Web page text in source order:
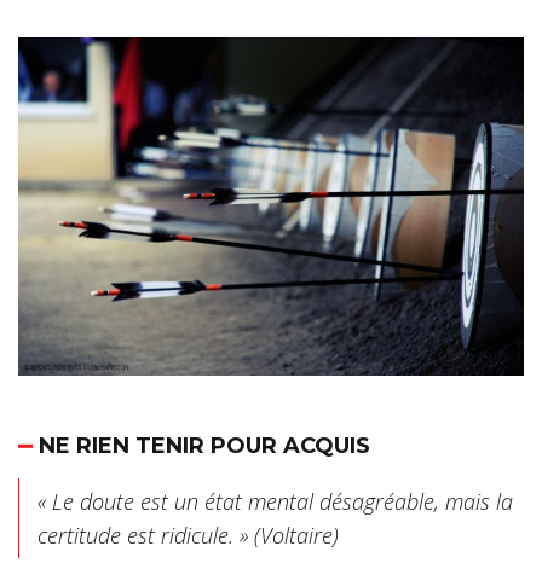
NE RIEN TENIR POUR ACQUIS
« Le doute est un état mental désagréable, mais la
certitude est ridicule. » (Voltaire)